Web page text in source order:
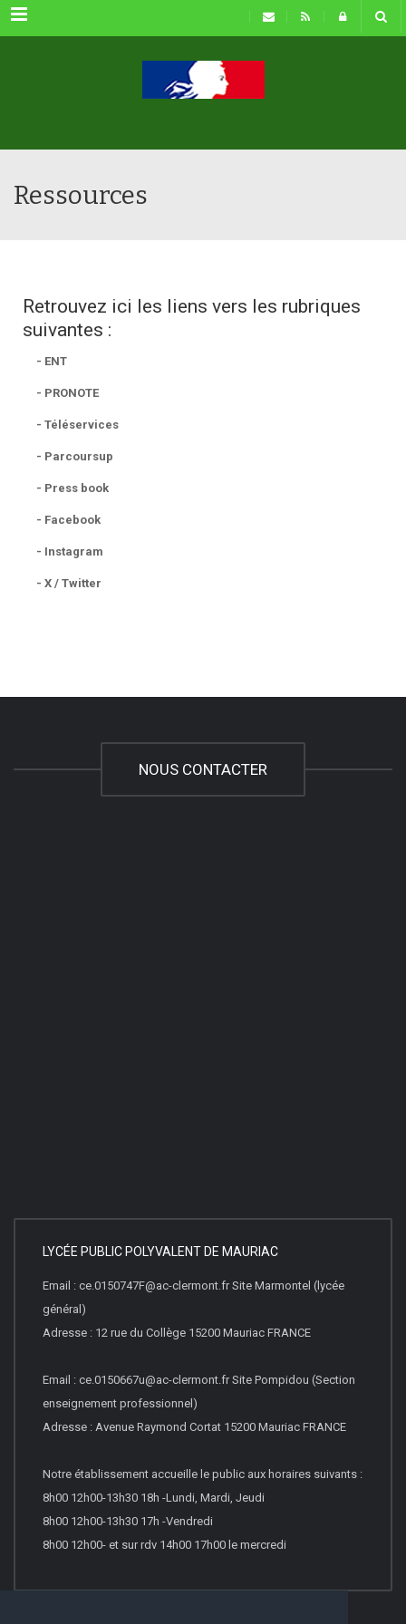
Menu
Ressources
Retrouvez ici les liens vers les rubriques
suivantes :
- ENT
- PRONOTE
- Téléservices
- Parcoursup
- Press book
- Facebook
- Instagram
- X / Twitter
NOUS CONTACTER
LYCÉE PUBLIC POLYVALENT DE MAURIAC
Email : ce.0150747F@ac-clermont.fr Site Marmontel (lycée
général)
Adresse : 12 rue du Collège 15200 Mauriac FRANCE
Email : ce.0150667u@ac-clermont.fr Site Pompidou (Section
enseignement professionnel)
Adresse : Avenue Raymond Cortat 15200 Mauriac FRANCE
Notre établissement accueille le public aux horaires suivants :
8h00 12h00-13h30 18h -Lundi, Mardi, Jeudi
8h00 12h00-13h30 17h -Vendredi
8h00 12h00- et sur rdv 14h00 17h00 le mercredi